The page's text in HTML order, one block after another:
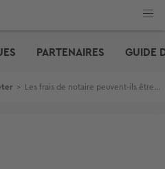
PARTENAIRES GUIDE
> Les frais de notaire peuvent-ils être payés par le vendeur ?